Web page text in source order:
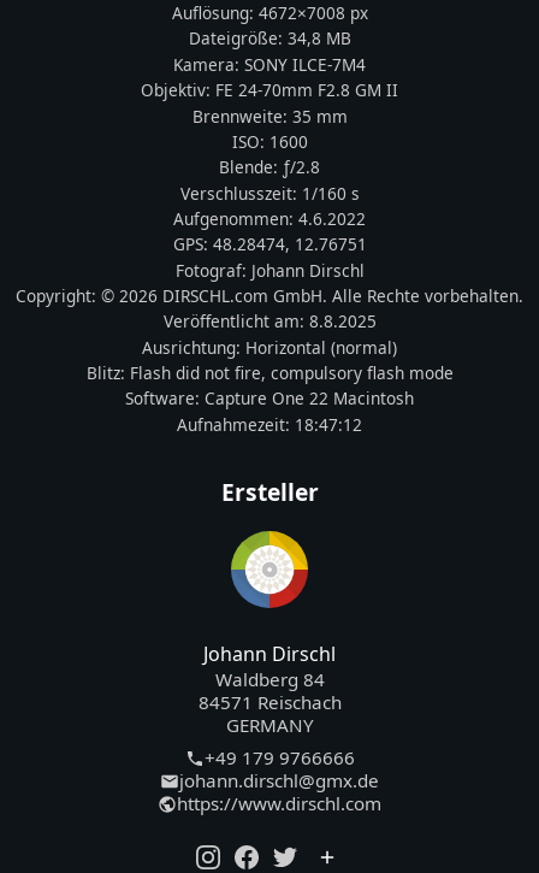
Auflösung: 4672×7008 px
Dateigröße: 34,8 MB
Kamera: SONY ILCE-7M4
Objektiv: FE 24-70mm F2.8 GM II
Brennweite: 35 mm
ISO: 1600
Blende: ƒ/2.8
Verschlusszeit: 1/160 s
Aufgenommen: 4.6.2022
GPS: 48.28474, 12.76751
Fotograf: Johann Dirschl
Copyright: © 2026 DIRSCHL.com GmbH. Alle Rechte vorbehalten.
Veröffentlicht am: 8.8.2025
Ausrichtung: Horizontal (normal)
Blitz: Flash did not fire, compulsory flash mode
Software: Capture One 22 Macintosh
Aufnahmezeit: 18:47:12
Ersteller
Johann Dirschl
Waldberg 84
84571 Reischach
GERMANY
+49 179 9766666
johann.dirschl@gmx.de
https://www.dirschl.com